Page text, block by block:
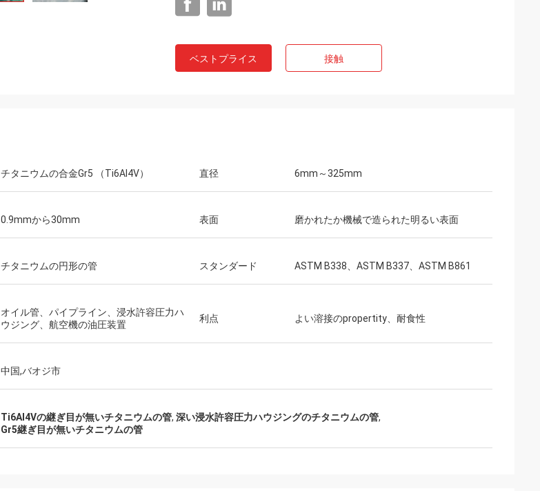
ベストプライス 接触
チタニウムの合金Gr5 （Ti6Al4V） 直径 6mm～325mm
0.9mmから30mm 表面 磨かれたか機械で造られた明るい表面
チタニウムの円形の管 スタンダード ASTM B338、ASTM B337、ASTM B861
オイル管、パイプライン、浸水許容圧力ハ
ウジング、航空機の油圧装置
利点 よい溶接のpropertity、耐食性
中国,バオジ市
Ti6Al4Vの継ぎ目が無いチタニウムの管, 深い浸水許容圧力ハウジングのチタニウムの管,
Gr5継ぎ目が無いチタニウムの管